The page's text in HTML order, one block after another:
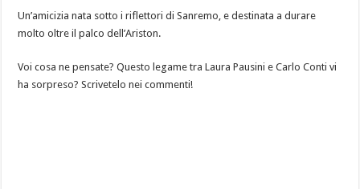
Un’amicizia nata sotto i riflettori di Sanremo, e destinata a durare
molto oltre il palco dell’Ariston.
Voi cosa ne pensate? Questo legame tra Laura Pausini e Carlo Conti vi
ha sorpreso? Scrivetelo nei commenti!